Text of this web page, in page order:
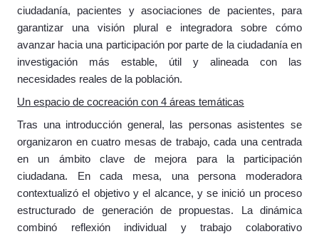
ciudadanía, pacientes y asociaciones de pacientes, para
garantizar una visión plural e integradora sobre cómo
avanzar hacia una participación por parte de la ciudadanía en
investigación más estable, útil y alineada con las
necesidades reales de la población.
Un espacio de cocreación con 4 áreas temáticas
Tras una introducción general, las personas asistentes se
organizaron en cuatro mesas de trabajo, cada una centrada
en un ámbito clave de mejora para la participación
ciudadana. En cada mesa, una persona moderadora
contextualizó el objetivo y el alcance, y se inició un proceso
estructurado de generación de propuestas. La dinámica
combinó reflexión individual y trabajo colaborativo